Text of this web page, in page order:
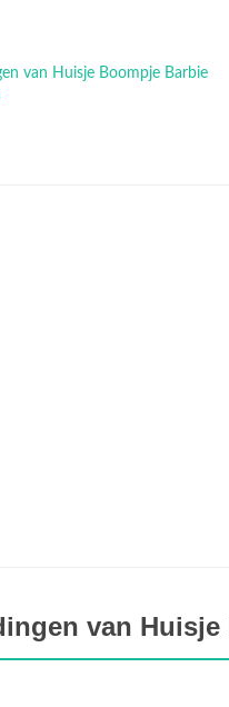
van Huisje Boompje Barbie
van